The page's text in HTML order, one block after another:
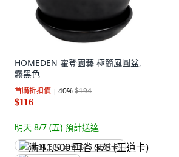
HOMEDEN 霍登園藝 極簡風圓盆,
霧黑色
首購折扣價 40%$194
$116
明天 8/7 (五) 預計送達
满 $1,500 再省 $75 (王道卡)